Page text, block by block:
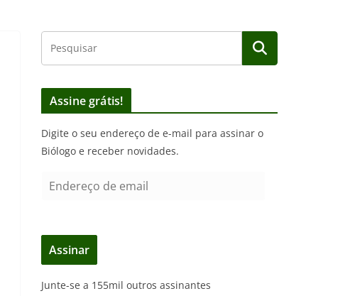
Assine grátis!
Digite o seu endereço de e-mail para assinar o
Biólogo e receber novidades.
e
e
ç
Assinar
Junte-se a 155mil outros assinantes